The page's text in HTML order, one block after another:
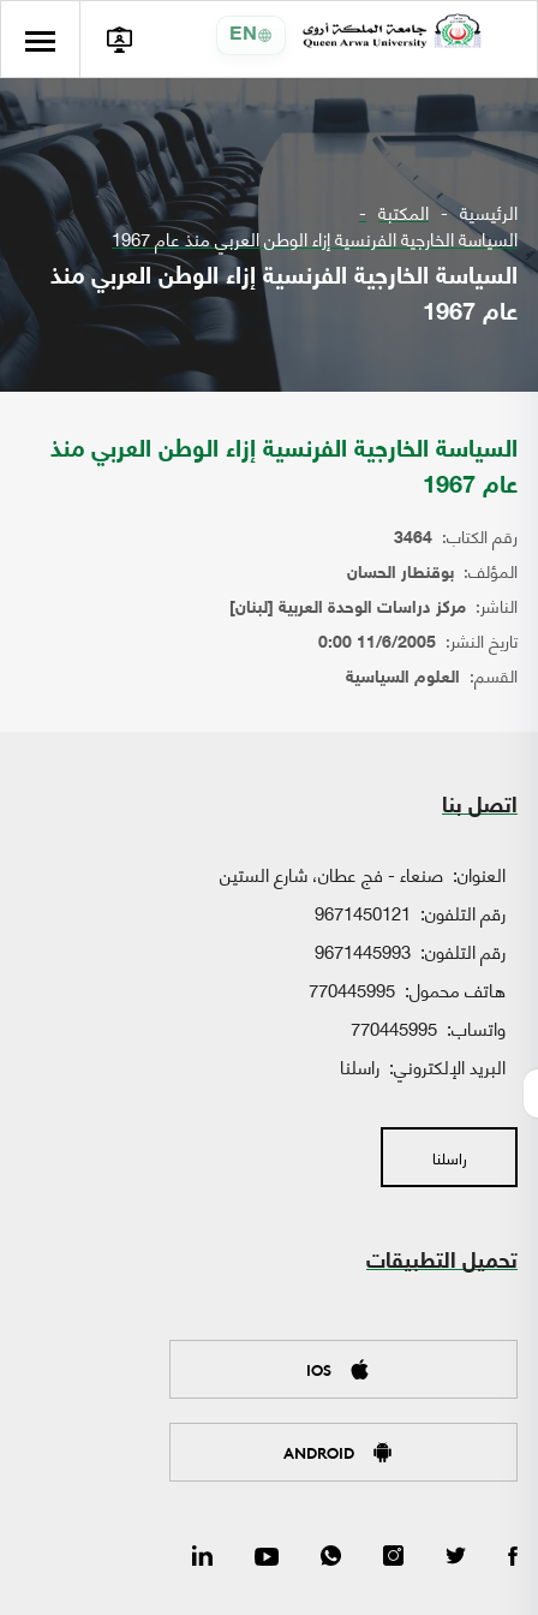
EN
الرئيسية المكتبة
السياسة الخارجية الفرنسية إزاء الوطن العربي منذ عام 1967
السياسة الخارجية الفرنسية إزاء الوطن العربي منذ
عام 1967
السياسة الخارجية الفرنسية إزاء الوطن العربي منذ
عام 1967
رقم الكتاب: 3464
المؤلف: بوقنطار الحسان
الناشر: مركز دراسات الوحدة العربية [لبنان]
تاريخ النشر: 11/6/2005 0:00
القسم: العلوم السياسية
اتصل بنا
العنوان: صنعاء - فج عطان، شارع الستين
رقم التلفون: 9671450121
رقم التلفون: 9671445993
هاتف محمول: 770445995
واتساب:
البريد الإلكتروني: راسلنا
راسلنا
تحميل التطبيقات
IOS
ANDROID